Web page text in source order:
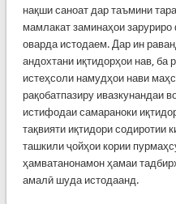
нақши саноат дар таъмини
мамлакат заминаҳои
оварда истодаем. Дар ин
андохтани иқтидорҳои нав, ба
истеҳсоли намудҳои нави
рақобатпазиру ивазкунандаи
истифодаи самараноки
тақвияти иқтидори содиротии
ташкили ҷойҳои кории
ҳамватанонамон ҳамаи
амалӣ шуда истодаанд.